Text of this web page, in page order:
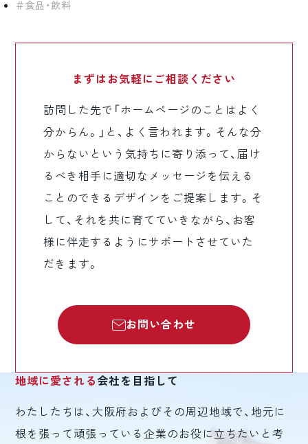
食品・飲料
まずはお気軽に ご相談ください
訪問した先で「ホームページのことはよく
分からん。」と、よく言われます。そんな分
からないという気持ちに寄り添って、届け
るべき相手に適切なメッセージを伝える
ことのできるデザインをご提案します。そ
して、それを共に育てていきながら、お客
様に伴走するようにサポートさせていた
だきます。
お問い合わせ
地域に愛される会社を目指して
わたしたちは、大阪府およびその周辺地域で、地元に
根を張って頑張っている企業のお役に立ちたいと考